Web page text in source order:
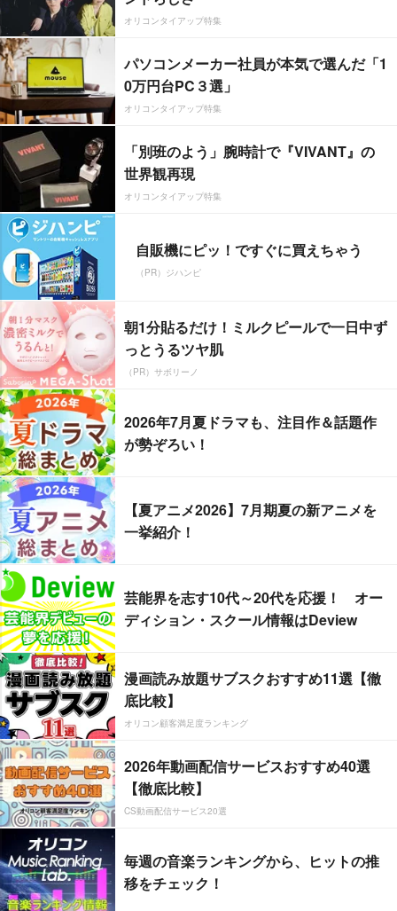
オリコンタイアップ特集
パソコンメーカー社員が本気で選んだ「1
0万円台PC３選」
オリコンタイアップ特集
「別班のよう」腕時計で『VIVANT』の
世界観再現
オリコンタイアップ特集
自販機にピッ！ですぐに買えちゃう
（PR）ジハンピ
朝1分貼るだけ！ミルクピールで一日中ず
っとうるツヤ肌
（PR）サボリーノ
2026年7月夏ドラマも、注目作＆話題作
が勢ぞろい！
【夏アニメ2026】7月期夏の新アニメを
一挙紹介！
芸能界を志す10代～20代を応援！ オー
ディション・スクール情報はDeview
漫画読み放題サブスクおすすめ11選【徹
底比較】
オリコン顧客満足度ランキング
2026年動画配信サービスおすすめ40選
【徹底比較】
CS動画配信サービス20選
毎週の音楽ランキングから、ヒットの推
移をチェック！